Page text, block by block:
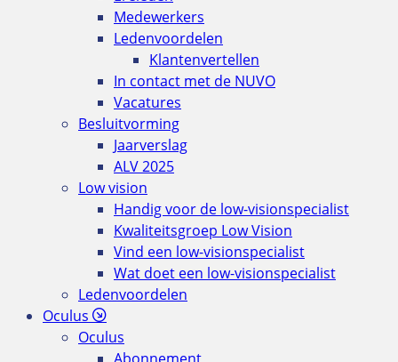
Medewerkers
Ledenvoordelen
Klantenvertellen
In contact met de NUVO
Vacatures
Besluitvorming
Jaarverslag
ALV 2025
Low vision
Handig voor de low-visionspecialist
Kwaliteitsgroep Low Vision
Vind een low-visionspecialist
Wat doet een low-visionspecialist
Ledenvoordelen
Oculus
Oculus